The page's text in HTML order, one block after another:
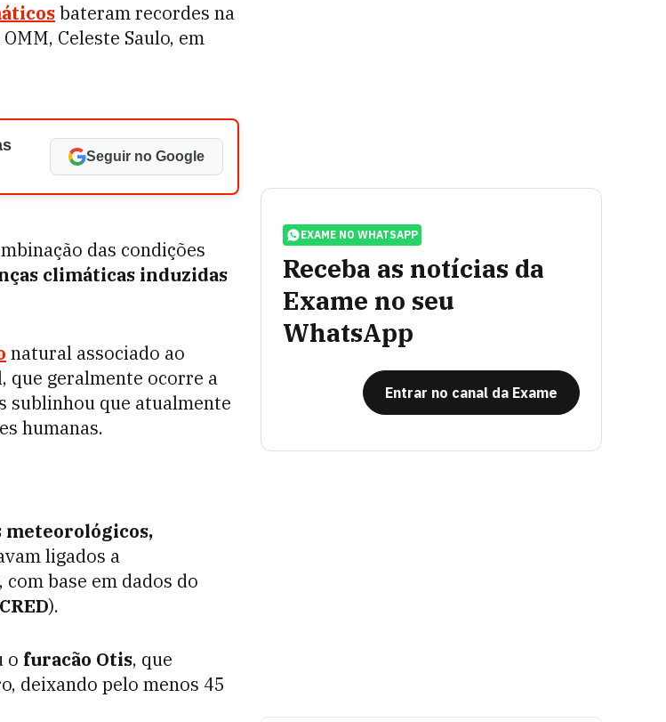
bateram recordes na
Celeste Saulo, em
Seguir no Google
das condições
climáticas induzidas
natural associado ao
que geralmente ocorre a
sublinhou que atualmente
humanas.
meteorológicos,
ligados a
base em dados do
CRED).
o furacão Otis, que
deixando pelo menos 45
EXAME NO WHATSAPP
Receba as notícias da
Exame no seu
WhatsApp
Entrar no canal da Exame